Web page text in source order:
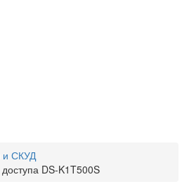
СКУД
DS-K1T500S